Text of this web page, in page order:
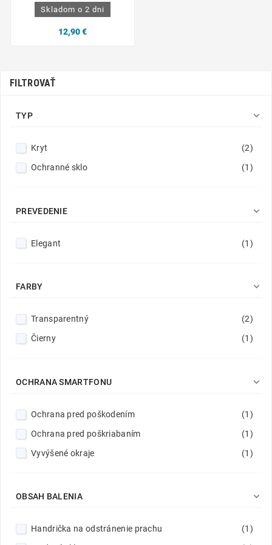
Skladom o 2 dni
12,90 €
FILTROVAŤ
TYP 
Kryt
(2)
Ochranné sklo
(1)
PREVEDENIE 
Elegant (1)
FARBY 
Transparentný
(2)
Čierny
(1)
OCHRANA SMARTFONU 
Ochrana pred poškodením
(1)
Ochrana pred poškriabaním
(1)
Vyvýšené okraje
(1)
OBSAH BALENIA 
Handrička na odstránenie prachu
(1)